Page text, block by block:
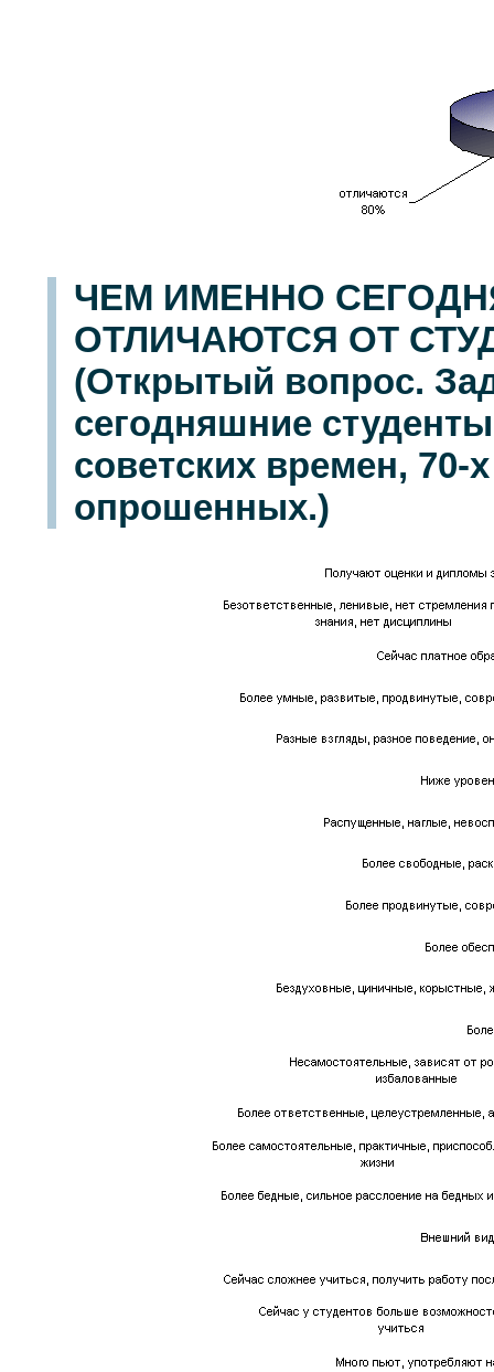
ЧЕМ ИМЕННО
ОТЛИЧАЮТСЯ ОТ
(Открытый вопрос.
сегодняшние
советских времен, 70-
опрошенных.)